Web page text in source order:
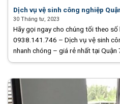
Dịch vụ vệ sinh công nghiệp
30 Tháng tư, 2023
Hãy gọi ngay cho chúng tối theo
0938.141.746 – Dịch vụ vệ sinh
nhanh chóng – giá rẻ nhất tại Quận
Sinh [...]